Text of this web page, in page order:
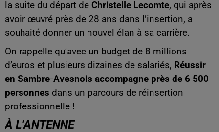
la suite du départ de Christelle Lecomte, qui après
avoir œuvré près de 28 ans dans l’insertion, a
souhaité donner un nouvel élan à sa carrière.
On rappelle qu’avec un budget de 8 millions
d’euros et plusieurs dizaines de salariés, Réussir
en Sambre-Avesnois accompagne près de 6 500
personnes dans un parcours de réinsertion
professionnelle !
À L'ANTENNE